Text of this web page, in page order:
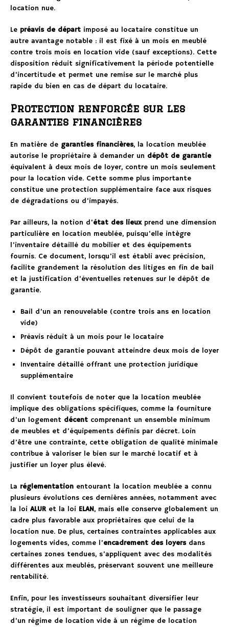
location nue.
Le préavis de départ imposé au locataire constitue un
autre avantage notable : il est fixé à un mois en meublé
contre trois mois en location vide (sauf exceptions). Cette
disposition réduit significativement la période potentielle
d’incertitude et permet une remise sur le marché plus
rapide du bien en cas de départ du locataire.
Protection renforcée sur les
garanties financières
En matière de garanties financières, la location meublée
autorise le propriétaire à demander un dépôt de garantie
équivalent à deux mois de loyer, contre un mois seulement
pour la location vide. Cette somme plus importante
constitue une protection supplémentaire face aux risques
de dégradations ou d’impayés.
Par ailleurs, la notion d’état des lieuxprend une dimension
particulière en location meublée, puisqu’elle intègre
l’inventaire détaillé du mobilier et des équipements
fournis. Ce document, lorsqu’il est établi avec précision,
facilite grandement la résolution des litiges en fin de bail
et la justification d’éventuelles retenues sur le dépôt de
garantie.
Bail d’un an renouvelable (contre trois ans en location
vide)
Préavis réduit à un mois pour le locataire
Dépôt de garantie pouvant atteindre deux mois de loyer
Inventaire détaillé offrant une protection juridique
supplémentaire
Il convient toutefois de noter que la location meublée
implique des obligations spécifiques, comme la fourniture
d’un logement décent comprenant un ensemble minimum
de meubles et d’équipements définis par décret. Loin
d’être une contrainte, cette obligation de qualité minimale
contribue à valoriser le bien sur le marché locatif et à
justifier un loyer plus élevé.
La réglementation entourant la location meublée a connu
plusieurs évolutions ces dernières années, notamment avec
la loi ALUR et la loi ELAN, mais elle conserve globalement un
cadre plus favorable aux propriétaires que celui de la
location nue. De plus, certaines contraintes applicables aux
logements vides, comme l’encadrement des loyersdans
certaines zones tendues, s’appliquent avec des modalités
différentes aux meublés, préservant souvent une meilleure
rentabilité.
Enfin, pour les investisseurs souhaitant diversifier leur
stratégie, il est important de souligner que le passage
d’un régime de location vide à un régime de location